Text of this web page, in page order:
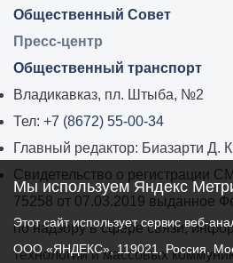
Общественный Совет
Пресс-центр
Общественный транспорт
Владикавказ, пл. Штыба, №2
Тел: +7 (8672) 55-00-34
Главный редактор: Биазарти Д.
Свидетельство о
75258 от 07.03.2019 выданное
по надзору в сфере связи,
технологий и массовых
Мы используем Яндекс
Этот сайт использует сервис веб-
ООО «ЯНДЕКС», 119021, Россия,